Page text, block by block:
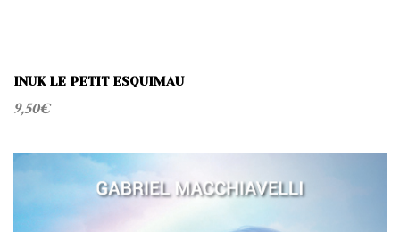
INUK LE PETIT ESQUIMAU
9,50€